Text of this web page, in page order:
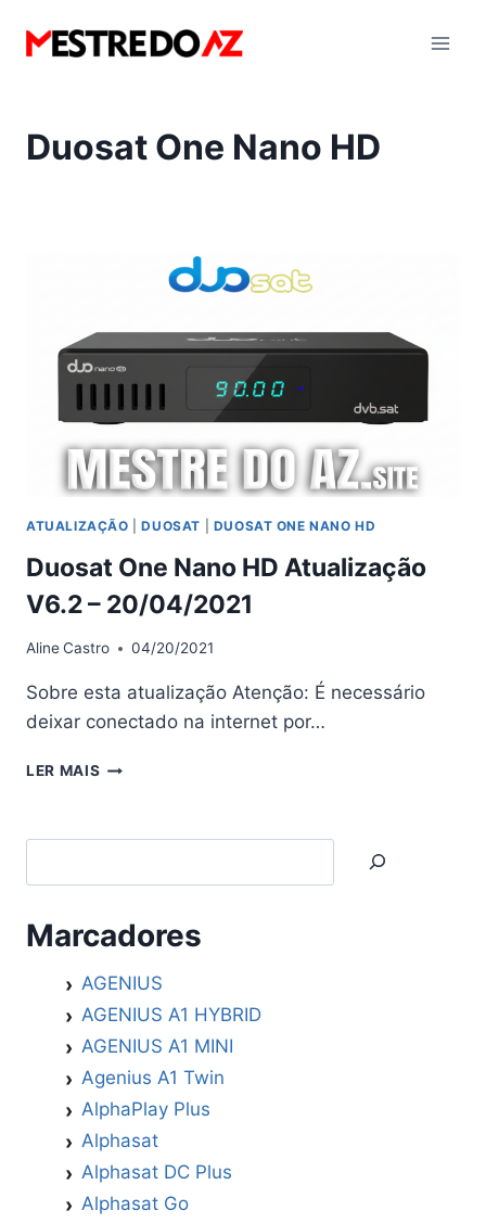
para
Duosat One Nano HD
ATUALIZAÇÃO |DUOSAT DUOSAT ONE NANO HD
Duosat One Nano HD Atualização
V6.2 – 20/04/2021
AlineCastro 04/20/2021
Sobre esta atualização Atenção: É necessário
deixar conectado na internet por…
LER MAIS DUOSAT
20/04/2021
Marcadores
AGENIUS
AGENIUS A1 HYBRID
AGENIUS A1 MINI
Agenius A1 Twin
AlphaPlay Plus
Alphasat
Alphasat DC Plus
Alphasat Go